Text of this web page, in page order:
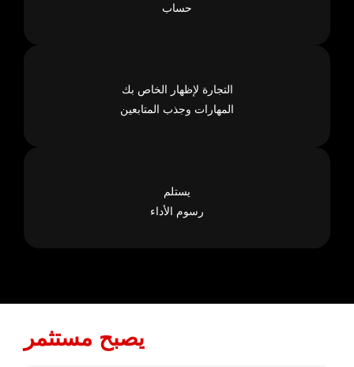
حساب
التجارة لإظهار الخاص بك
المهارات وجذب المتابعين
يستلم
رسوم الأداء
يصبح مستثمر